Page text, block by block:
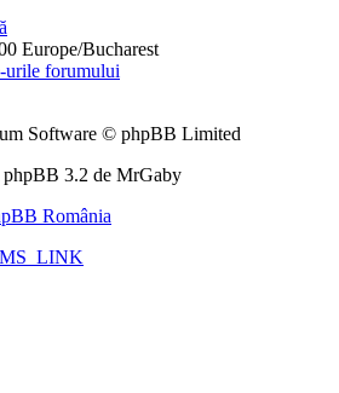
Europe/Bucharest
urile forumului
Software © phpBB Limited
3.2 de MrGaby
România